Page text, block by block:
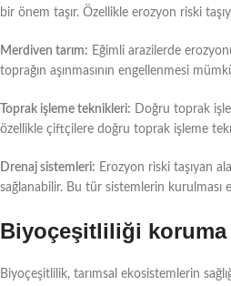
bir önem taşır. Özellikle erozyon riski
Merdiven tarım: Eğimli arazilerde
toprağın aşınmasının engellenmesi
Toprak işleme teknikleri: Doğru toprak
özellikle çiftçilere doğru toprak işleme
Drenaj sistemleri: Erozyon riski taşıyan
sağlanabilir. Bu tür sistemlerin
Biyoçeşitliliği
Biyoçeşitlilik, tarımsal ekosistemlerin